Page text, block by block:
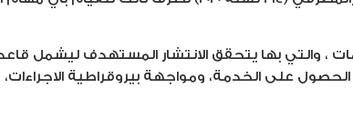
، والتي بها يتحقق الانتشار المستهدف ليشمل
الحصول على الخدمة، ومواجهة بيروقراطية